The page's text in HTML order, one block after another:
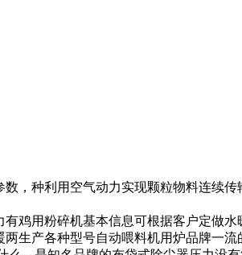
， 种利用空气动力实现颗粒物料连续
有鸡用粉碎机基本信息可根据客户定做水
两生产各种型号自动喂料机用炉品牌一流